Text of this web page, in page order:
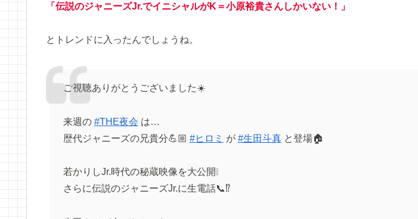
「伝説のジャニーズJr.でイニシャルがK＝小原裕貴さんしかいない！」
とトレンドに入ったんでしょうね。
ご視聴ありがとうございました☀️
来週の #THE夜会 は…
歴代ジャニーズの兄貴分💪🏼 #ヒロミ が #生田斗真と登場🏠
若かりしJr.時代の秘蔵映像を大公開❕
さらに伝説のジャニーズJr.に生電話📞⁉️